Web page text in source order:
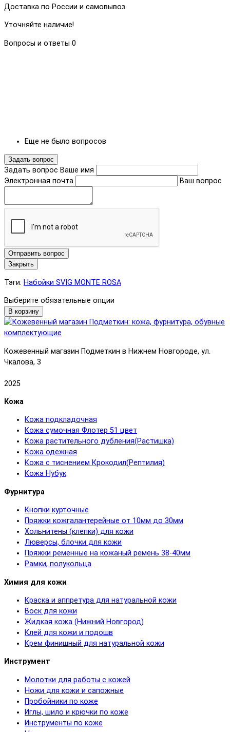
Доставка по России и самовывоз
Уточняйте наличие!
Вопросы и ответы 0
Еще не было вопросов
Задать вопрос
Задать вопрос Ваше имя
Электронная почта
Ваш вопрос
Отправить вопрос
Закрыть
Тэги: Набойки SVIG MONTE ROSA
Выберите обязательные опции
В корзину
Кожевенный магазин Подметкин в Нижнем Новгороде, ул.
Чкалова, 3
2025
Кожа
Кожа подкладочная
Кожа сумочная Флотер 51 цвет
Кожа растительного дубления(Растишка)
Кожа одежная
Кожа с тиснением Крокодил(Рептилия)
Кожа Нубук
Фурнитура
Кнопки курточные
Пряжки кожгалантерейные от 10мм до 30мм
Хольнитены (клепки) для кожи
Люверсы, блочки для кожи
Пряжки ременные на кожаный ремень 38-40мм
Рамки, полукольца
Химия для кожи
Краска и аппретура для натуральной кожи
Воск для кожи
Жидкая кожа (Нижний Новгород)
Клей для кожи и подошв
Крем финишный для натуральной кожи
Инструмент
Молотки для работы с кожей
Ножи для кожи и сапожные
Пробойники по коже
Иглы, шило и крючки по коже
Инструменты по коже